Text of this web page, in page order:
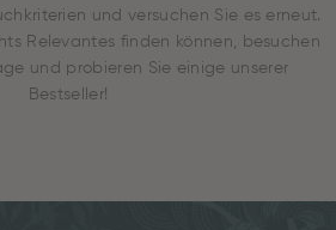
und versuchen Sie es erneut.
Relevantes finden können, besuchen
und probieren Sie einige unserer
Bestseller!